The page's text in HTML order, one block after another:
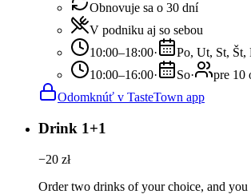
Obnovuje sa o 30 dní
V podniku aj so sebou
10:00–18:00· Po, Ut, St, Št,
10:00–16:00· So·
pre 10
Odomknúť v TasteTown app
Drink 1+1
−20 zł
Order two drinks of your choice, and